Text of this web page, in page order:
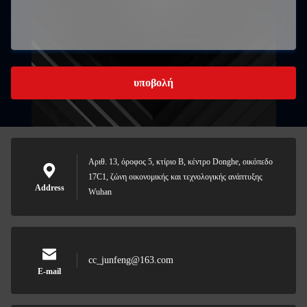
υποβολή
Address
Αριθ. 13, όροφος 5, κτίριο Β, κέντρο Donghe, οικόπεδο
17C1, ζώνη οικονομικής και τεχνολογικής ανάπτυξης
Wuhan
E-mail
cc_junfeng@163.com